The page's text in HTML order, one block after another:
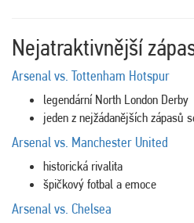
Nejatraktivnější
Arsenal vs. Tottenham Hotspur
legendární North London Derby
jeden z nejžádanějších zápasů
Arsenal vs. Manchester United
historická rivalita
špičkový fotbal a emoce
Arsenal vs. Chelsea